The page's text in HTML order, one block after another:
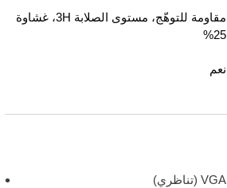
مقاومة للتوهّج، مستوى الصلابة 3H، غشاوة
25%
نعم
VGA (تناظري)